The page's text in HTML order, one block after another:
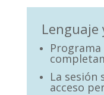
Lenguaje
La sesión
acceso